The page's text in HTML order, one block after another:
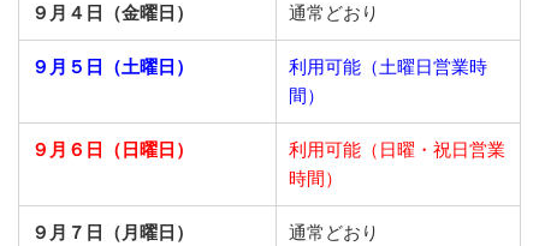
９月４日（金曜日） 通常どおり
９月５日（土曜日）
利用可能（土曜日営業時
間）
９月６日（日曜日）
利用可能（日曜・祝日営業
時間）
９月７日（月曜日） 通常どおり